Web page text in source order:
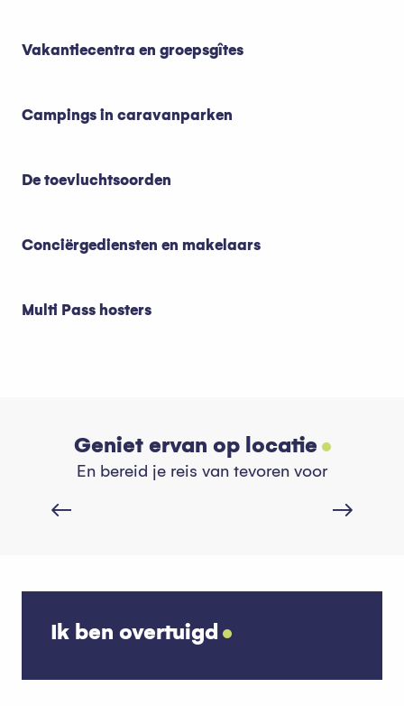
Vakantiecentra en groepsgîtes
Campings in caravanparken
De toevluchtsoorden
Conciërgediensten en makelaars
Multi Pass hosters
Geniet ervan op locatie
En bereid je reis van tevoren voor
Restaurants
Ik ben overtuigd